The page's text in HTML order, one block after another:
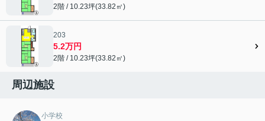
2階 / 10.23坪(33.82㎡)
203
5.2万円
2階 / 10.23坪(33.82㎡)
周辺施設
小学校